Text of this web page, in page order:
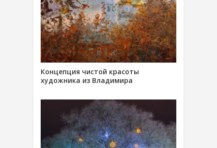
Концепция чистой красоты
художника из Владимира